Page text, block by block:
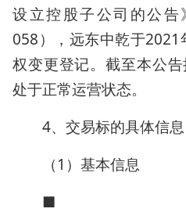
设立控股子公司的公告
058），远东中乾于
权变更登记。截至本公
处于正常运营状态。
4、交易标的具体信息
（1）基本信息
■